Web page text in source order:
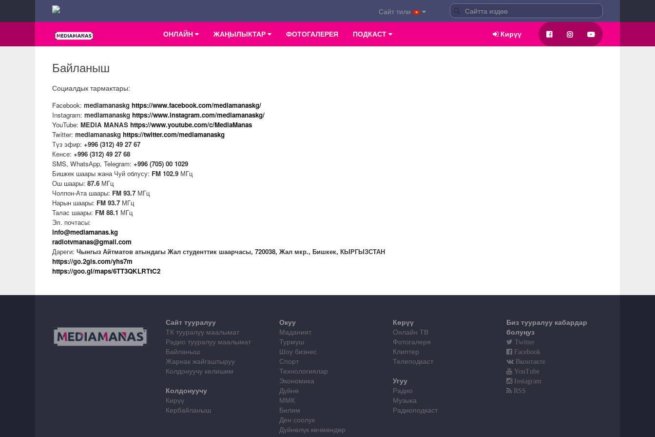
Сайт тили
ОНЛАЙН ЖАҢЫЛЫКТАР ФОТОГАЛЕРЕЯ ПОДКАСТ Кирүү
Байланыш
Социалдык тармактары:
Facebook: mediamanaskg https://www.facebook.com/mediamanaskg/
Instagram: mediamanaskg https://www.instagram.com/mediamanaskg/
YouTube: MEDIA MANAS https://www.youtube.com/c/MediaManas
Twitter: mediamanaskg https://twitter.com/mediamanaskg
Түз эфир: +996 (312) 49 27 67
Кенсе: +996 (312) 49 27 68
SMS, WhatsАpp, Telegram: +996 (705) 00 1029
Бишкек шаары жана Чуй облусу: FM 102.9 МГц
Ош шаары: 87.6 МГц
Чолпон-Ата шаары: FM 93.7 МГц
Нарын шаары: FM 93.7 МГц
Талас шаары: FM 88.1 МГц
Эл. почтасы:
info@mediamanas.kg
radiotvmanas@gmail.com
Дареги: Чынгыз Айтматов атындагы Жал студенттик шаарчасы, 720038, Жал мкр., Бишкек, КЫРГЫЗСТАН
https://go.2gis.com/yhs7m
https://goo.gl/maps/6TT3QKLRTtC2
Сайт тууралуу
ТК тууралуу маалымат
Радио тууралуу маалымат
Байланыш
Жарнак жайгаштыруу
Колдонуучу келишим
Колдонуучу
Кирүү
Кербайланыш
Окуу
Маданият
Турмуш
Шоу бизнес
Спорт
Технологиялар
Экономика
Дүйнө
ММК
Билим
Ден соолук
Дүйнөлүк көчмөндөр
Көрүү
Онлайн ТВ
Фотогалеря
Клиптер
Телеподкаст
Угуу
Радио
Музыка
Радиоподкаст
Биз тууралуу кабардар
болуңуз
Twitter
Facebook
Вконтакте
YouTube
Instagram
RSS